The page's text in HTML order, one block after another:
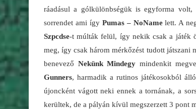
ráadásul a gólkülönbségük is egyforma
sorrendet ami így Pumas – NoNamelett. A
Szpcdse-t múlták felül, így nekik csak a játék
meg, így csak három mérkőzést tudott játszani
benevező Nekünk Mindegymindenkit
Gunners, harmadik a rutinos játékosokból álló
újoncként vágott neki ennek a tornának, a
kerültek, de a pályán kívül megszerzett 3 pont